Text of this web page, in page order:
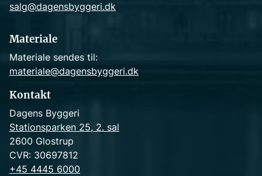
salg@dagensbyggeri.dk
Materiale
Materiale sendes til:
materiale@dagensbyggeri.dk
Kontakt
Dagens Byggeri
Stationsparken 25, 2. sal
2600 Glostrup
CVR: 30697812
+45 4445 6000